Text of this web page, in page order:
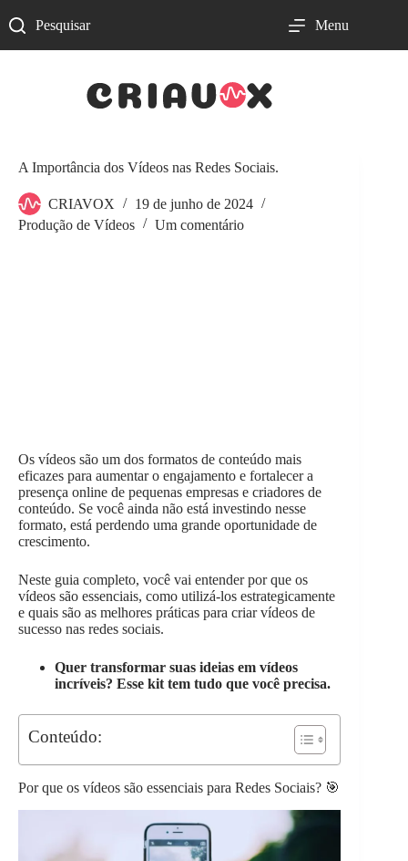
para
Pesquisar Menu
A Importância dos Vídeos nas Redes Sociais.
CRIAVOX
19 de junho de 2024
Produção de Vídeos
Um comentário
Os vídeos são um dos formatos de conteúdo mais
eficazes para aumentar o engajamento e fortalecer a
presença online de pequenas empresas e criadores de
conteúdo. Se você ainda não está investindo nesse
formato, está perdendo uma grande oportunidade de
crescimento.
Neste guia completo, você vai entender por que os
vídeos são essenciais, como utilizá-los estrategicamente
e quais são as melhores práticas para criar vídeos de
sucesso nas redes sociais.
Quer transformar suas ideias em vídeos
incríveis? Esse kit tem tudo que você precisa.
Conteúdo:
Por que os vídeos são essenciais para Redes Sociais? 🎯